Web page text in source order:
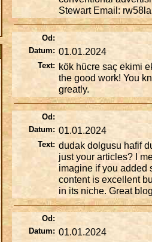
Stewart Email:
Od:
Datum: 01.01.2024
Text: kök hücre saç ekimi
the good work! You
greatly.
Od:
Datum: 01.01.2024
Text: dudak dolgusu hafif
just your articles? I
imagine if you added
content is excellent
in its niche. Great
Od:
Datum: 01.01.2024